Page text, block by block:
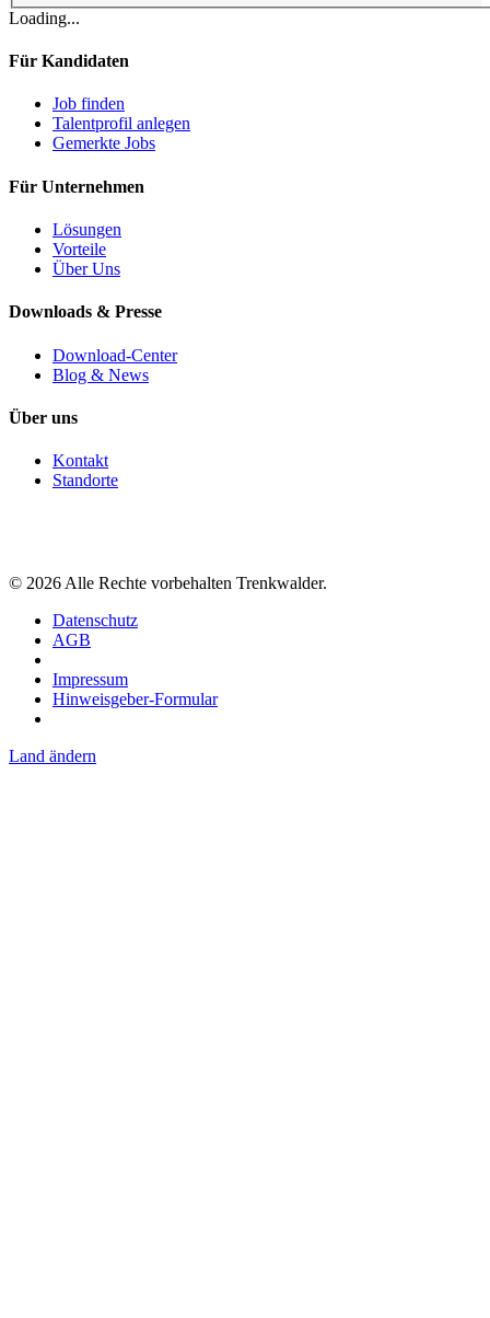
Loading...
Für Kandidaten
Job finden
Talentprofil anlegen
Gemerkte Jobs
Für Unternehmen
Lösungen
Vorteile
Über Uns
Downloads & Presse
Download-Center
Blog & News
Über uns
Kontakt
Standorte
© 2026 Alle Rechte vorbehalten Trenkwalder.
Datenschutz
AGB
Impressum
Hinweisgeber-Formular
Land ändern